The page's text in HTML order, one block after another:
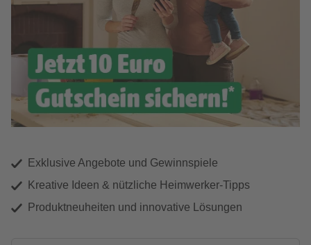
Exklusive Angebote und Gewinnspiele
Kreative Ideen & nützliche Heimwerker-Tipps
Produktneuheiten und innovative Lösungen